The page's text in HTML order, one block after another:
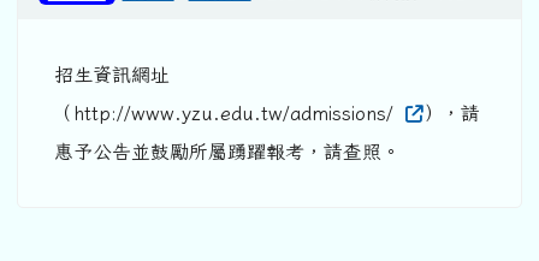
招生資訊網址
（http://www.yzu.edu.tw/admissions/
），請
惠予公告並鼓勵所屬踴躍報考，請查照。